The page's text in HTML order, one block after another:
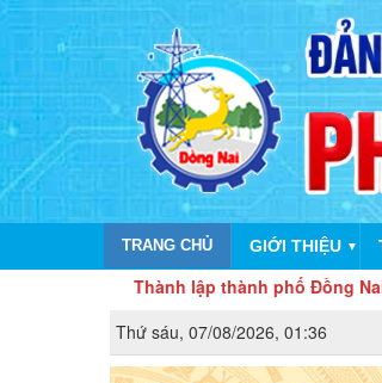
TRANG CHỦ GIỚI THIỆU ▼
Thành lập thành phố Đồng Nai trên cơ sở
Thứ sáu, 07/08/2026, 01:36